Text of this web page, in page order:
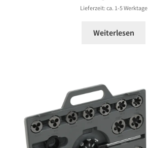
Lieferzeit: ca. 1-5 Werktage
Weiterlesen